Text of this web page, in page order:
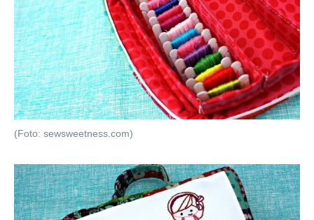
(Foto: sewsweetness.com)